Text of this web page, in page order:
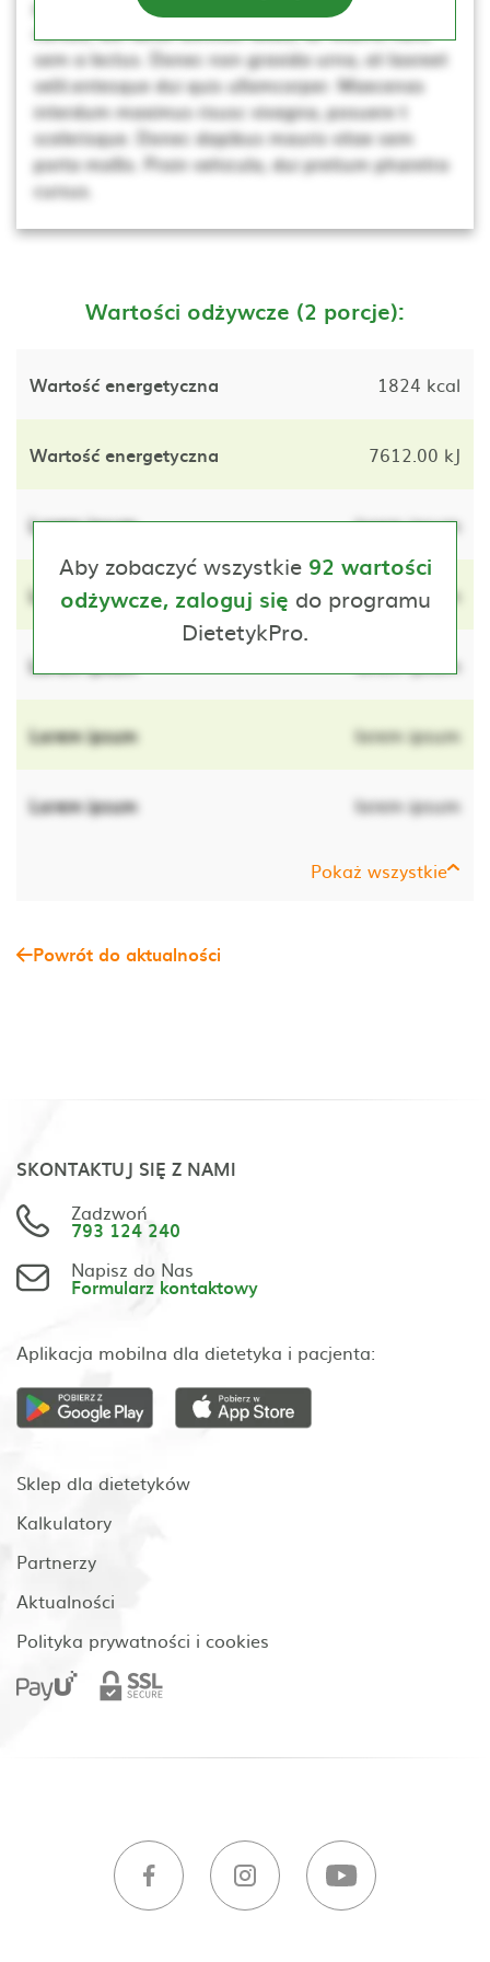
porta mollis. Proin vehicula, dui pretium pharetra
sem a lectus. Donec non gravida urna, at laoreet
velit.entesque dui quis ullamcorper. Maecenas
interdum maximus risusc vivagna, posuere t
scelerisque. Donec dapibus mauris vitae sem
porta mollis. Proin vehicula, dui pretium pharetra
cursus.
Wartości odżywcze (2 porcje):
Wartość energetyczna 1824 kcal
Wartość energetyczna 7612.00 kJ
Lorem ipsum lorem ipsum
Lorem ipsum lorem ipsum
Lorem ipsum lorem ipsum
Lorem ipsum lorem ipsum
Lorem ipsum lorem ipsum
Pokaż wszystkie
Aby zobaczyć wszystkie 92 wartości
odżywcze, zaloguj się do programu
DietetykPro.
Powrót do aktualności
SKONTAKTUJ SIĘ Z NAMI
Zadzwoń
793 124 240
Napisz do Nas
Formularz kontaktowy
Aplikacja mobilna dla dietetyka i pacjenta:
Sklep dla dietetyków
Kalkulatory
Partnerzy
Aktualności
Polityka prywatności i cookies